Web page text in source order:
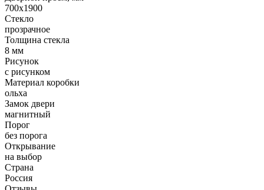
700х1900
Стекло
прозрачное
Толщина стекла
8 мм
Рисунок
с рисунком
Материал коробки
ольха
Замок двери
магнитный
Порог
без порога
Открывание
на выбор
Страна
Россия